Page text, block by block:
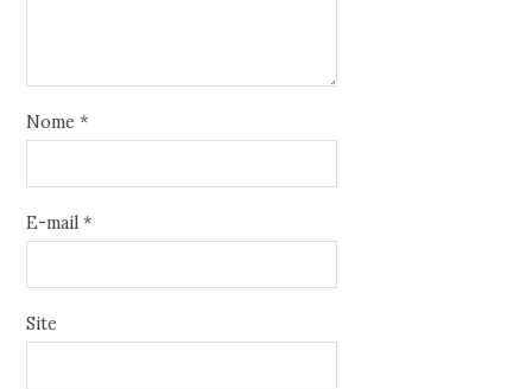
Nome*
E-mail*
Site